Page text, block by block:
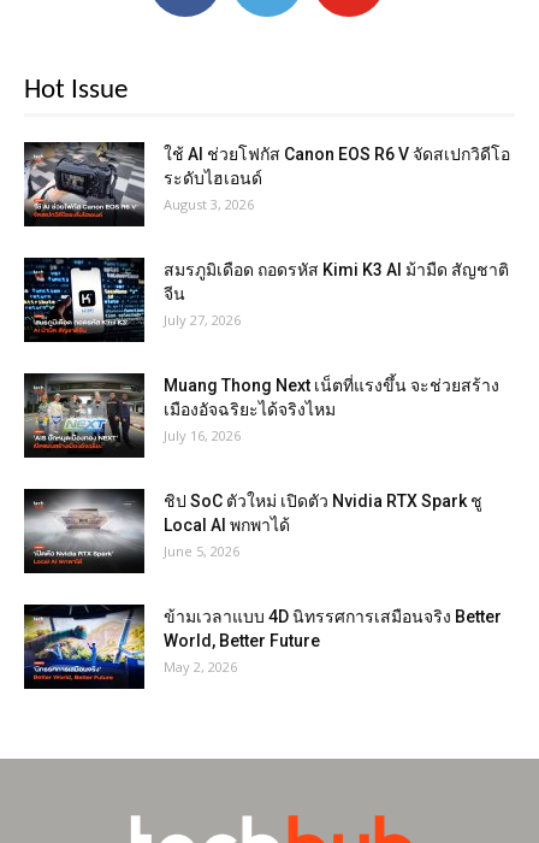
Hot Issue
ใช้ AI ช่วยโฟกัส Canon EOS R6 V จัดสเปกวิดีโอ
ระดับไฮเอนด์
August 3, 2026
สมรภูมิเดือด ถอดรหัส Kimi K3 AI ม้ามืด สัญชาติ
จีน
July 27, 2026
Muang Thong Next เน็ตที่แรงขึ้น จะช่วยสร้าง
เมืองอัจฉริยะได้จริงไหม
July 16, 2026
ชิป SoC ตัวใหม่ เปิดตัว Nvidia RTX Spark ชู
Local AI พกพาได้
June 5, 2026
ข้ามเวลาแบบ 4D นิทรรศการเสมือนจริง Better
World, Better Future
May 2, 2026